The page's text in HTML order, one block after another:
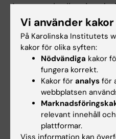
Astma och allergier
tredjedel av den
medför stora
miljarder SEK årligen.
sjukdomar debuterar
förblir en livslång
Stödet som nätverket
att upprätthålla och
forskningsmiljön inom
med målet att
Vi använder
På Karolinska Institutets
kakor för olika syften:
Nödvändiga kakor
fungera korrekt.
Kakor för analys för
webbplatsen
relevant innehåll
plattformar.
Viss information kan